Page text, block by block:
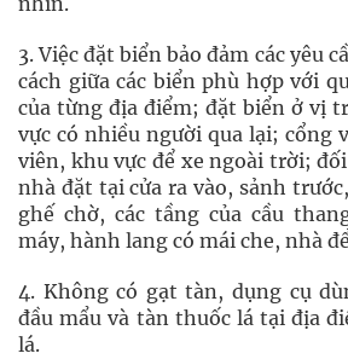
3. Việc đặt biển bảo đảm các yêu
cách giữa các biển phù hợp với
của từng địa điểm; đặt biển ở vị
vực có nhiều người qua lại; cổng
viên, khu vực để xe ngoài trời;
nhà đặt tại cửa ra vào, sảnh
ghế chờ, các tầng của cầu
máy, hành lang có mái che, nhà
4. Không có gạt tàn, dụng cụ
đầu mẩu và tàn thuốc lá tại địa
lá.